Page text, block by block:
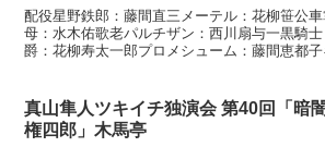
配役星野鉄郎：藤間直三メーテル：花柳笹公
母：水木佑歌老パルチザン：西川扇与一黒騎
爵：花柳寿太一郎プロメシューム：藤間恵都
真山隼人ツキイチ独演会 第40回「暗
権四郎」木馬亭